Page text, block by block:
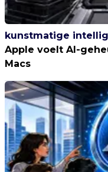
kunstmatige
Apple voelt AI-
Macs